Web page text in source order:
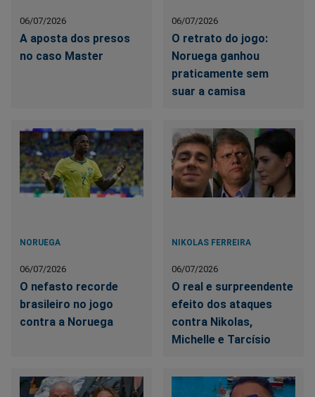
06/07/2026
A aposta dos presos
no caso Master
06/07/2026
O retrato do jogo:
Noruega ganhou
praticamente sem
suar a camisa
NORUEGA
06/07/2026
O nefasto recorde
brasileiro no jogo
contra a Noruega
NIKOLAS FERREIRA
06/07/2026
O real e surpreendente
efeito dos ataques
contra Nikolas,
Michelle e Tarcísio